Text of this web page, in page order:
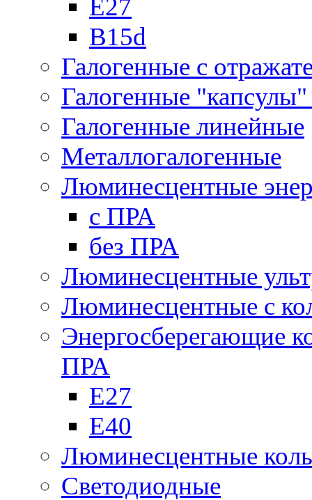
Е27
B15d
Галогенные с
Галогенные "капсулы"
Галогенные линейные
Металлогалогенные
Люминесцентные
с ПРА
без ПРА
Люминесцентные
Люминесцентные с
Энергосберегающие
ПРА
Е27
Е40
Люминесцентные
Светодиодные